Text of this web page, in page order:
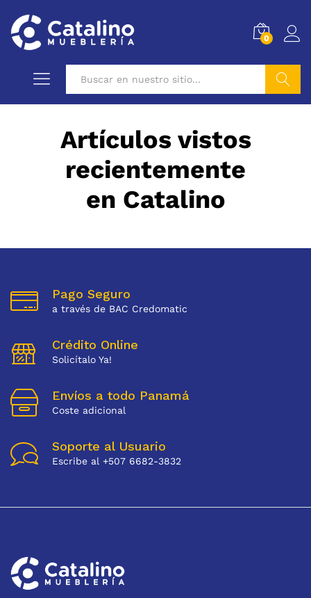
0
Artículos vistos
recientemente
en Catalino
Pago Seguro
a través de BAC Credomatic
Crédito Online
Solicítalo Ya!
Envíos a todo Panamá
Coste adicional
Soporte al Usuario
Escribe al +507 6682-3832